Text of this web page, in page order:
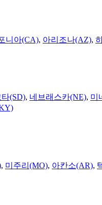
니아(CA), 아리조나(AZ),
(SD), 네브래스카(NE), 미
, 미주리(MO), 아칸소(AR),